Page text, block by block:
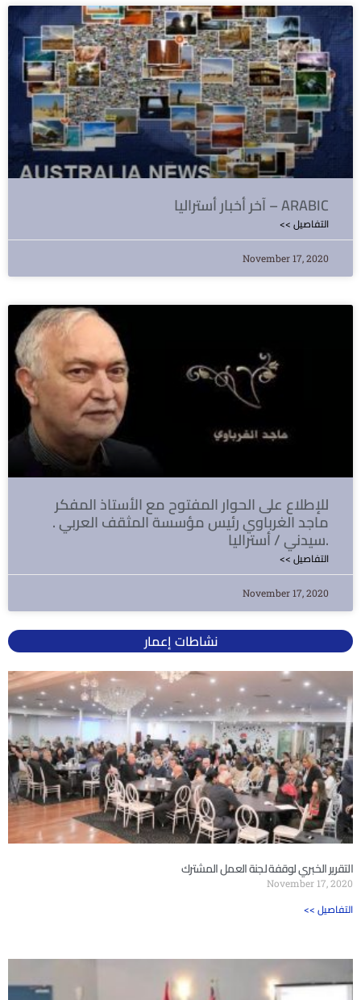
آخر أخبار أستراليا – ARABIC
<< التفاصيل
November 17, 2020
للإطلاع على الحوار المفتوح مع الأستاذ المفكر
ماجد الغرباوي رئيس مؤسسة المثقف العربي .
سيدني / أستراليا.
<< التفاصيل
November 17, 2020
نشاطات إعمار
التقرير الخبري لوقفة لجنة العمل المشترك
November 17, 2020
<< التفاصيل